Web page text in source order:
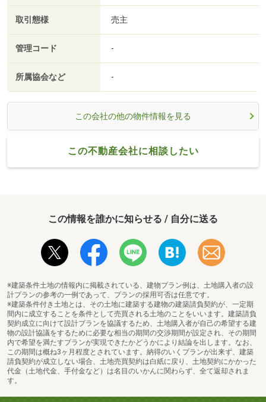
取引態様 売主
管理コード -
所属協会など -
この会社の他の物件情報を見る
この不動産会社に相談したい
この情報を誰かに知らせる / 自分に送る
※建築条件土地の情報内に掲載されている、建物プラン例は、土地購入者の設
計プランの参考の一例であって、プランの採用可否は任意です。
※建築条件付き土地とは、その土地に建築する建物の建築請負契約が、一定期
間内に成立することを条件として売買される土地のことをいいます。建築請負
契約成立に向けて設計プランを協議するため、土地購入者が自己の希望する建
物の設計協議をするために必要な相当の期間の交渉期間が設定され、その期間
内で希望を満たすプランが実現できたかどうかにより結論を出します。なお、
この期間は概ね3ヶ月程度とされています。納得のいくプランが出来ず、建築
請負契約が成立しない場合、土地売買契約は白紙に戻り、土地契約にかかった
代金（土地代金、手付金など）は名目のいかんに関わらず、全て返却されま
す。